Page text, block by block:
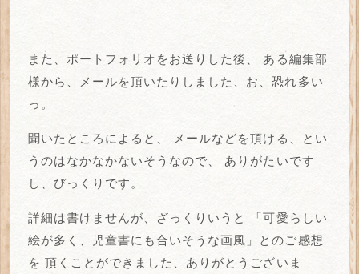
また、ポートフォリオをお送りした後、
ある編集部
様から、メールを頂いたりしました、お、恐れ多い
っ。
聞いたところによると、
メールなどを頂ける、とい
うのはなかなかないそうなので、
ありがたいです
し、びっくりです。
詳細は書けませんが、ざっくりいうと
「可愛らしい
絵が多く、児童書にも合いそうな画風」とのご感想
を 頂くことができました、ありがとうございま